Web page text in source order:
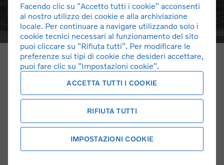
Chi Siamo
Sicurauto – Automobili dal 1982 Nata concessionaria
Volvo , riferimento dell’area ovest di Milano, ha saputo
fondere i valori del marchio rappresentato con la passione
e cura del cliente
Facendo clic su "Accetto tutti i cookie" acconsenti
al nostro utilizzo dei cookie e alla archiviazione
locale. Per continuare a navigare utilizzando solo i
cookie tecnici necessari al funzionamento del sito
puoi cliccare su "Rifiuta tutti". Per modificare le
preferenze sui tipi di cookie che desideri accettare,
puoi fare clic su "Impostazioni cookie".
ACCETTA TUTTI I COOKIE
RIFIUTA TUTTI
IMPOSTAZIONI COOKIE